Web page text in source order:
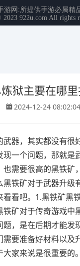
狱主要在哪
2024-12-24 08:02:04
器，其实都没有很
现一个问题，那就是
需要很高的黑铁矿
铁矿对于武器升级
看吧。1.黑铁矿黑
矿对于传奇游戏中
，是在后期才能发
要准备好材料以及
家来说是很重要的。